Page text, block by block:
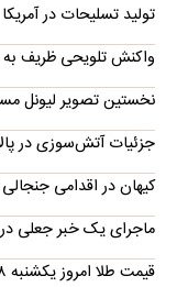
تولید تسلیحات در آمریکا
واکنش تلویحی ظریف به
نخستین تصویر لیونل
جزئیات آتش‌سوزی در
کیهان در اقدامی
ماجرای یک خبر جعلی
قیمت طلا امروز یکشنبه ۱۸ مرداد ۱۴۰۵